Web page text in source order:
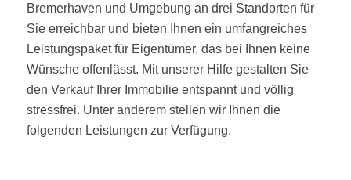
Bremerhaven und Umgebung an drei Standorten für
Sie erreichbar und bieten Ihnen ein umfangreiches
Leistungspaket für Eigentümer, das bei Ihnen keine
Wünsche offenlässt. Mit unserer Hilfe gestalten Sie
den Verkauf Ihrer Immobilie entspannt und völlig
stressfrei. Unter anderem stellen wir Ihnen die
folgenden Leistungen zur Verfügung.